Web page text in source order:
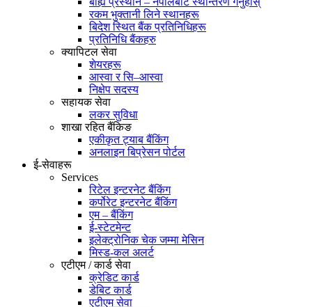
रकम भुक्तानी लिने स्थानहरू
बिदेश स्थित बैंक प्रतिनिधिहरू
प्रतिनिधि बैंकहरु
क्यापिटल सेवा
शेयरहरू
आस्वा र सि–आस्वा
निक्षेप सदस्य
सहायक सेवा
लकर सुविधा
शाखा रहित बैंकिङ
एकीकृत ट्याब बैंकिंग
अनलाइन बिप्रेसन पोर्टल
ई-सेवाहरू
Services
रिटेल इन्टरनेट बैंकिंग
कर्पोरेट इन्टरनेट बैंकिंग
एम – बैंकिंग
ई-स्टेटमेन्ट
इलेक्ट्रोनिक चेक जम्मा मेसिन
मिस्ड-कल अलर्ट
एटीएम / कार्ड सेवा
क्रेडिट कार्ड
डेबिट कार्ड
एटीएम सेवा